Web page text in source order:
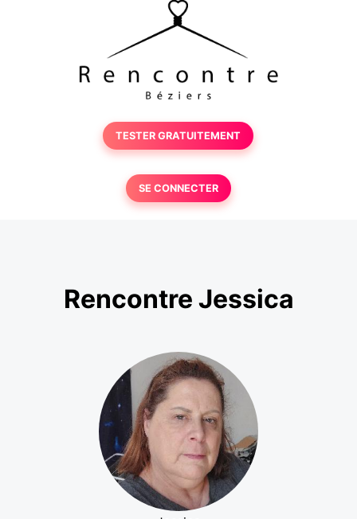
TESTER GRATUITEMENT
SE CONNECTER
Rencontre Jessica